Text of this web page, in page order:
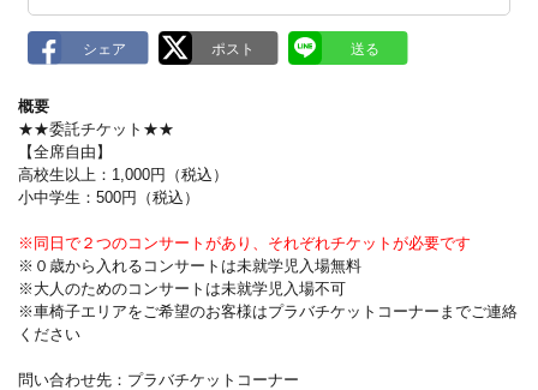
概要
★★委託チケット★★
【全席自由】
高校生以上：1,000円（税込）
小中学生：500円（税込）
※同日で２つのコンサートがあり、それぞれチケットが必要です
※０歳から入れるコンサートは未就学児入場無料
※大人のためのコンサートは未就学児入場不可
※車椅子エリアをご希望のお客様はプラバチケットコーナーまでご連絡
ください
問い合わせ先：プラバチケットコーナー